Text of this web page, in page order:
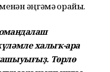
әңгәмә ҡорайыҡ.
халыҡ-ара
Төрлө